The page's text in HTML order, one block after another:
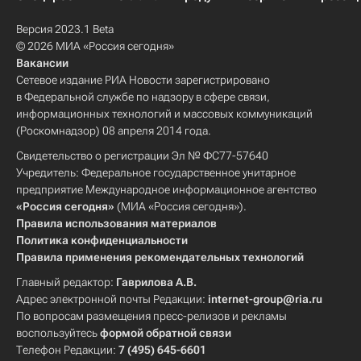
Версия 2023.1 Beta
© 2026 МИА «Россия сегодня»
Вакансии
Сетевое издание РИА Новости зарегистрировано
в Федеральной службе по надзору в сфере связи,
информационных технологий и массовых коммуникаций
(Роскомнадзор) 08 апреля 2014 года.
Свидетельство о регистрации Эл № ФС77-57640
Учредитель: Федеральное государственное унитарное
предприятие Международное информационное агентство
«Россия сегодня» (МИА «Россия сегодня»).
Правила использования материалов
Политика конфиденциальности
Правила применения рекомендательных технологий
Главный редактор: Гаврилова А.В.
Адрес электронной почты Редакции: internet-group@ria.ru
По вопросам размещения пресс-релизов и рекламы
воспользуйтесьформой обратной связи
Телефон Редакции: 7 (495) 645-6601